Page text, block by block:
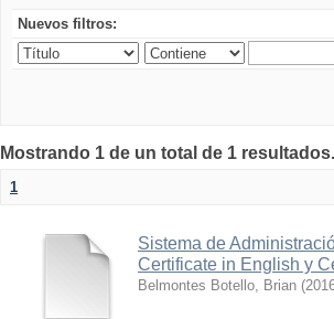
Nuevos filtros:
Mostrando 1 de un total de 1 resultados.
1
Sistema de
Certificate in English y
Belmontes Botello, Brian (